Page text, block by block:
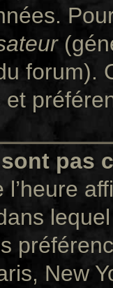
forum).
pas
l’heure
New